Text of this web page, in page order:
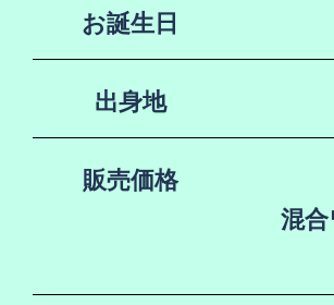
お誕生日
出身地
販売価格
混